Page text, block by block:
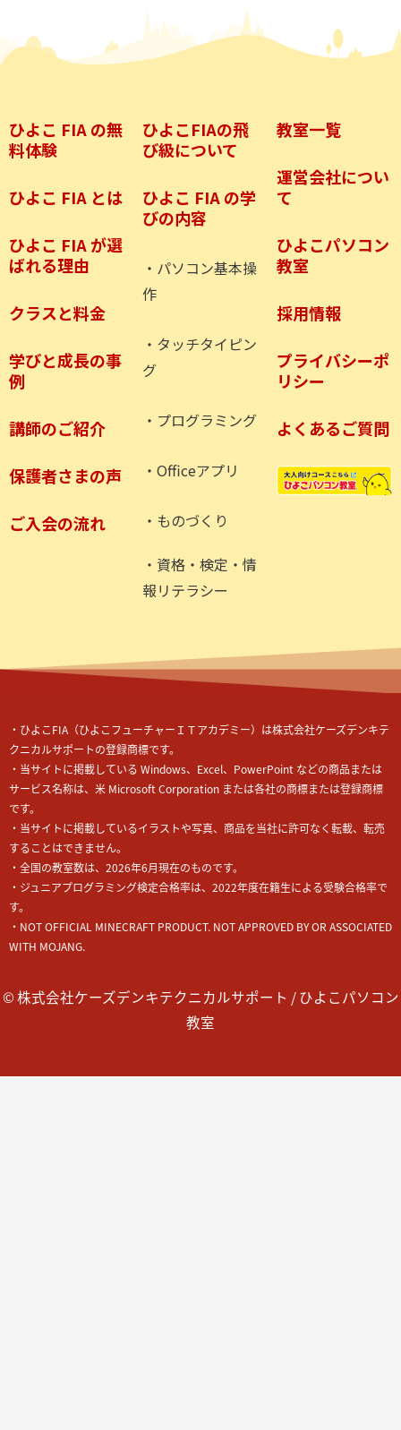
ひよこ FIA の無
料体験
ひよこ FIA とは
ひよこ FIA が選
ばれる理由
クラスと料金
学びと成長の事
例
講師のご紹介
保護者さまの声
ご入会の流れ
ひよこFIAの飛
び級について
ひよこ FIA の学
びの内容
・パソコン基本操
作
・タッチタイピン
グ
・プログラミング
・Officeアプリ
・ものづくり
・資格・検定・情
報リテラシー
教室一覧
運営会社につい
て
ひよこパソコン
教室
採用情報
プライバシーポ
リシー
よくあるご質問
・ひよこFIA （ひよこフューチャーＩＴアカデミー） は株式会社ケーズデンキテ
クニカルサポートの登録商標です。
・当サイトに掲載している Windows、Excel、PowerPoint などの商品または
サービス名称は、米 Microsoft Corporation または各社の商標または登録商標
です。
・当サイトに掲載しているイラストや写真、商品を当社に許可なく転載、転売
することはできません。
・全国の教室数は、2026年6月現在のものです。
・ジュニアプログラミング検定合格率は、2022年度在籍生による受験合格率で
す。
・NOT OFFICIAL MINECRAFT PRODUCT. NOT APPROVED BY OR ASSOCIATED
WITH MOJANG.
© 株式会社ケーズデンキテクニカルサポート / ひよこパソコン
教室